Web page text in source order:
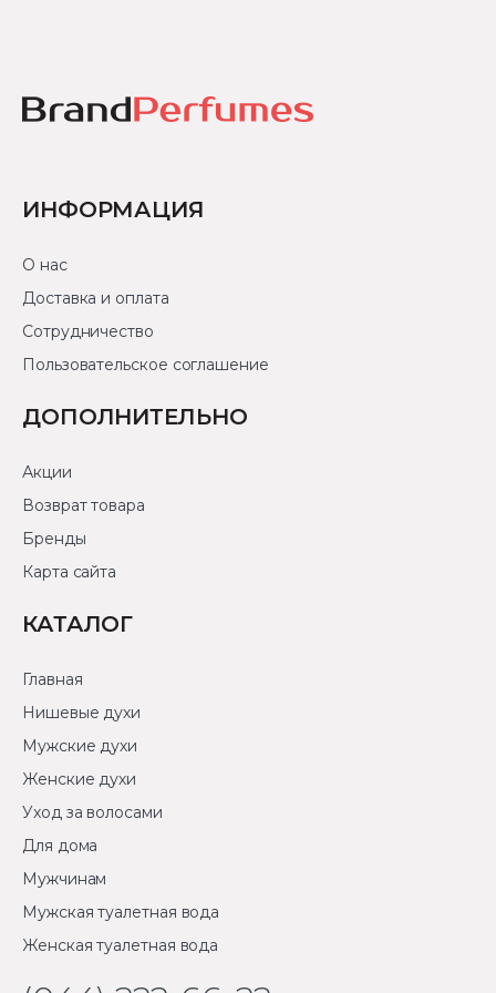
ИНФОРМАЦИЯ
О нас
Доставка и оплата
Сотрудничество
Пользовательское соглашение
ДОПОЛНИТЕЛЬНО
Акции
Возврат товара
Бренды
Карта сайта
КАТАЛОГ
Главная
Нишевые духи
Мужские духи
Женские духи
Уход за волосами
Для дома
Мужчинам
Мужская туалетная вода
Женская туалетная вода